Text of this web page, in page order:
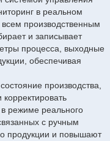
в реальном
производственным
и записывает
процесса, выходные
обеспечивая
производства,
корректировать
режиме реального
с ручным
продукции и повышают